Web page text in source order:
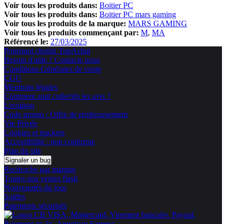
Voir tous les produits dans: Boitier PC
Voir tous les produits dans: Boitier PC mars gaming
Voir tous les produits de la marque: MARS GAMING
Voir tous les produits commençant par: M MA
Référencé le: 27/03/2025
Pourquoi choisir TopAchat
Besoin d'aide ? Contacte nous
Conditions Générales de vente
CGU
Mentions légales
Comment sont collectés les avis ?
Livraison
Code promo / Offre de remboursement
Vie Privée
Cookies et trackers
Accessibilité : non conforme
Plan du site
Signaler un bug
Recherche par marque
Toutes nos ventes flash
Nouveautés du jour
Soldes
Paiements sécurisés